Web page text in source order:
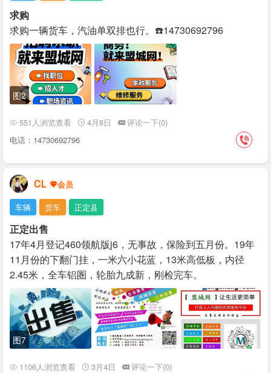
求购
求购一辆货车，汽油单双排也行。☎️14730692796
图2
551人浏览查看 4月8日
评论一下(0)
电话：14730692796
CL
车辆 货车 正定县
正定出售
17年4月登记460领航版j6，无事故，保险到五月份。19年
11月份的下翻门挂，一米六小花蓝，13米高低板，内径
2.45米，全车铝圏，轮胎九成新，刚检完车。
图7
1106人浏览查看 3月4日
评论一下(0)